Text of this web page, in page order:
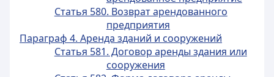
Статья 580. Возврат арендованного
предприятия
Параграф 4. Аренда зданий и сооружений
Статья 581. Договор аренды здания или
сооружения